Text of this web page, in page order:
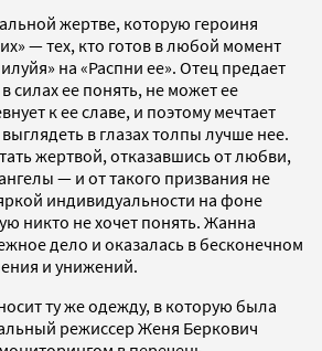
жертве, которую героиня
— тех, кто готов в любой момент
на «Распни ее». Отец предает
силах ее понять, не может ее
к ее славе, и поэтому мечтает
в глазах толпы лучше нее.
жертвой, отказавшись от любви,
— и от такого призвания не
индивидуальности на фоне
никто не хочет понять. Жанна
дело и оказалась в бесконечном
и унижений.
ту же одежду, в которую была
режиссер Женя Беркович